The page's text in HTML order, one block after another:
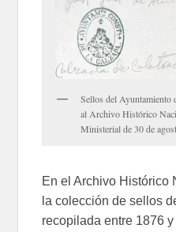
Sellos del Ayuntamiento
al Archivo Histórico
Ministerial de 30 de
En el Archivo Histórico
la colección de sellos
recopilada entre 1876